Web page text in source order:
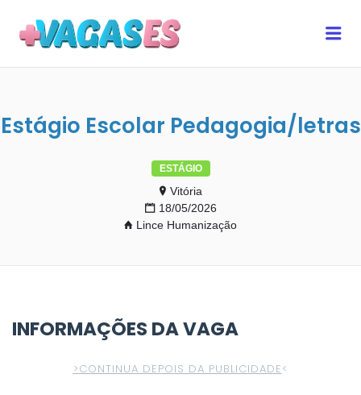
Estágio Escolar Pedagogia/letras
ESTÁGIO
Vitória
18/05/2026
Lince Humanização
INFORMAÇÕES DA VAGA
>CONTINUA DEPOIS DA PUBLICIDADE<